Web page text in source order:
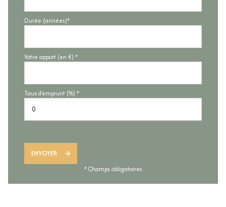
Durée (années)*
Votre apport (en €) *
Taux d'emprunt (%) *
ENVOYER
* Champs obligatoires